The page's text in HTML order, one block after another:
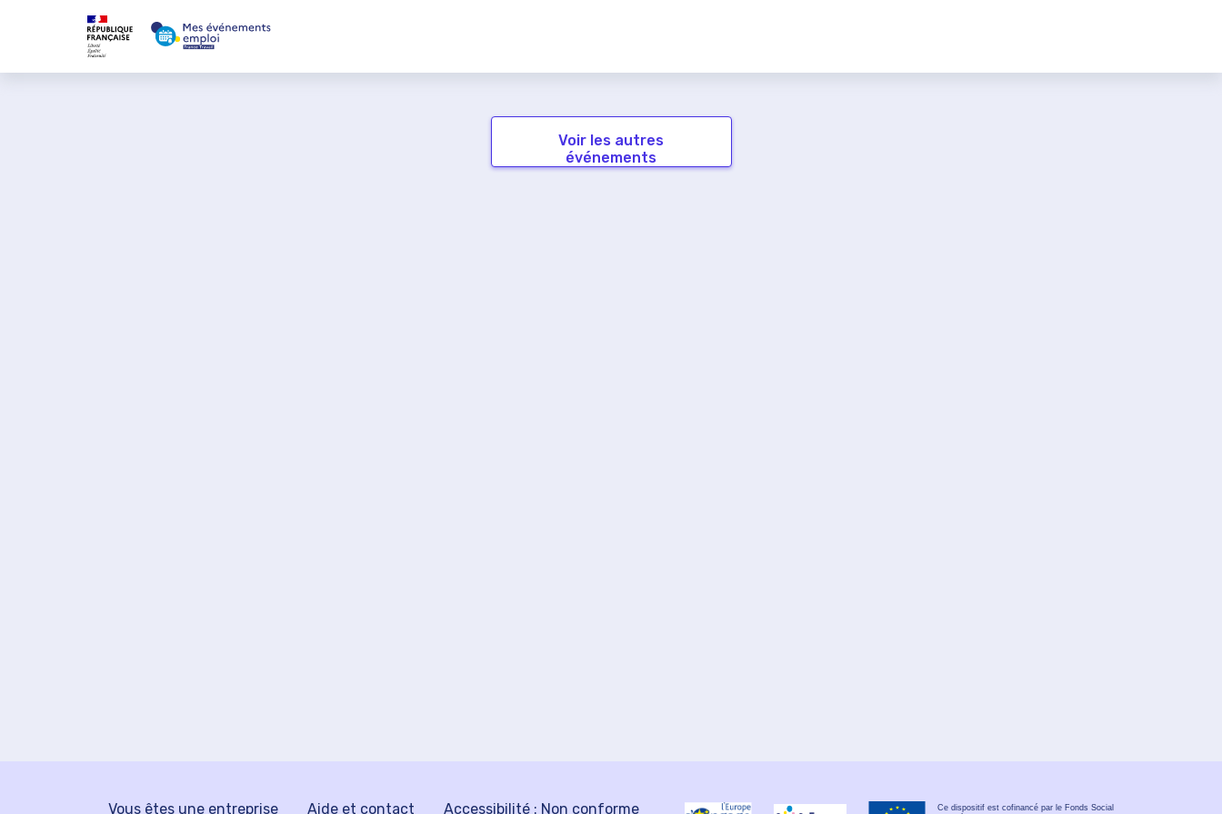
Voir les autres
événements
Vous êtes une entreprise Aide et contact Accessibilité : Non conforme
Ce dispositif est cofinancé par le Fonds Social